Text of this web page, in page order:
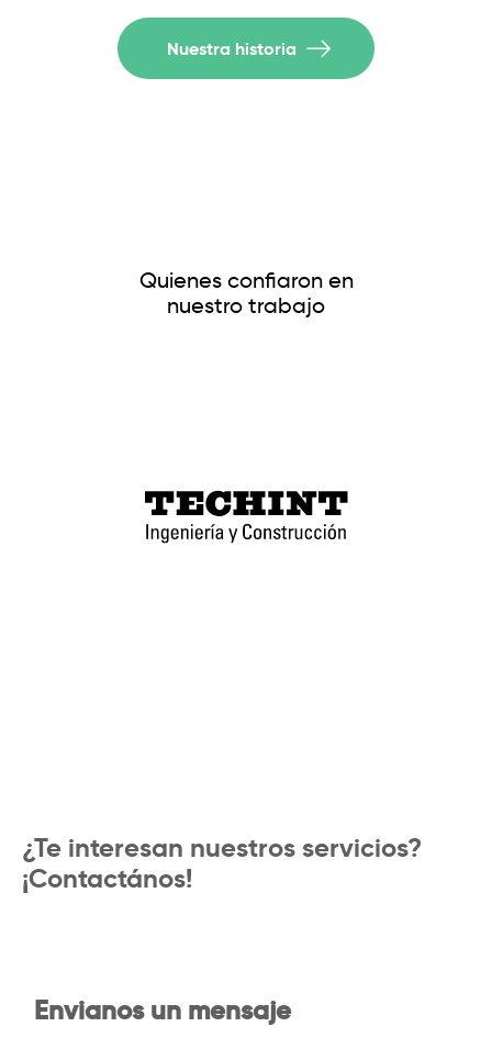
Nuestra historia
Quienes confiaron en
nuestro trabajo
¿Te interesan nuestros servicios?
¡Contactános!
Envianos un mensaje